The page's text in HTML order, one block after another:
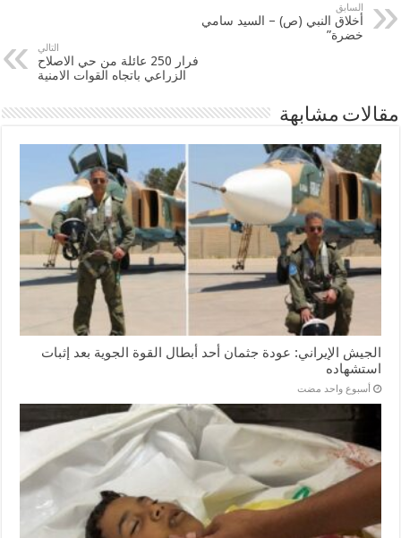
السابق
أخلاق النبي (ص) – السيد سامي
خضرة”
التالي
فرار 250 عائلة من حي الاصلاح
الزراعي باتجاه القوات الامنية
مقالات مشابهة
الجيش الإيراني: عودة جثمان أحد أبطال القوة الجوية بعد إثبات
استشهاده
‏أسبوع واحد مضت